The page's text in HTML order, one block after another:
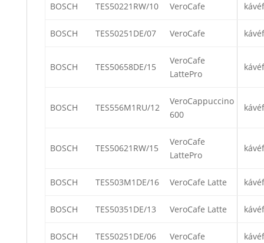
BOSCH TES50221RW/10 VeroCafe
BOSCH TES50251DE/07 VeroCafe
BOSCH TES50658DE/15
VeroCafe
LattePro
BOSCH TES556M1RU/12
VeroCappuccino
600
BOSCH TES50621RW/15
VeroCafe
LattePro
BOSCH TES503M1DE/16 VeroCafe Latte
BOSCH TES50351DE/13 VeroCafe Latte
BOSCH TES50251DE/06 VeroCafe